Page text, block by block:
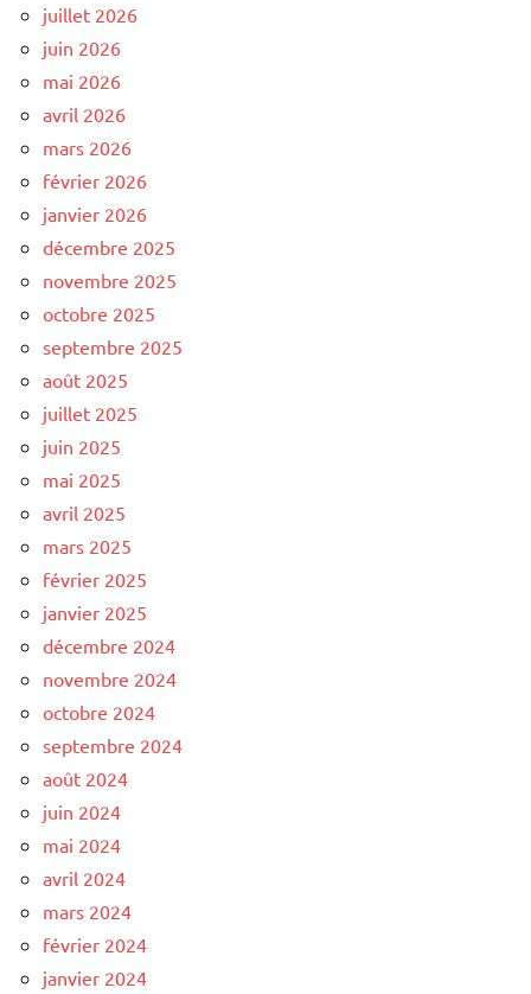
juillet 2026
juin 2026
mai 2026
avril 2026
mars 2026
février 2026
janvier 2026
décembre 2025
novembre 2025
octobre 2025
septembre 2025
août 2025
juillet 2025
juin 2025
mai 2025
avril 2025
mars 2025
février 2025
janvier 2025
décembre 2024
novembre 2024
octobre 2024
septembre 2024
août 2024
juin 2024
mai 2024
avril 2024
mars 2024
février 2024
janvier 2024